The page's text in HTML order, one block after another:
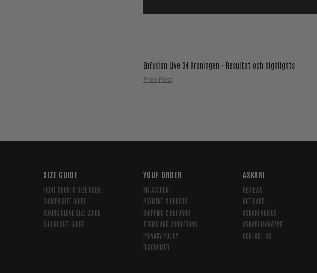
Enfusion Live 34 Groningen - Resultat och highlights
Prev Post
SIZE GUIDE
FIGHT SHORTS SIZE GUIDE
WOMEN SIZE GUIDE
BOXING GLOVE SIZE GUIDE
BJJ GI SIZE GUIDE
YOUR ORDER
MY ACCOUNT
PAYMENT & ORDERS
SHIPPING & RETURNS
TERMS AND CONDITIONS
PRIVACY POLICY
DISCLAIMER
ASKARI
REVIEWS
GIFTCARD
ASKARI VIDEOS
ASKARI MAGAZINE
CONTACT US